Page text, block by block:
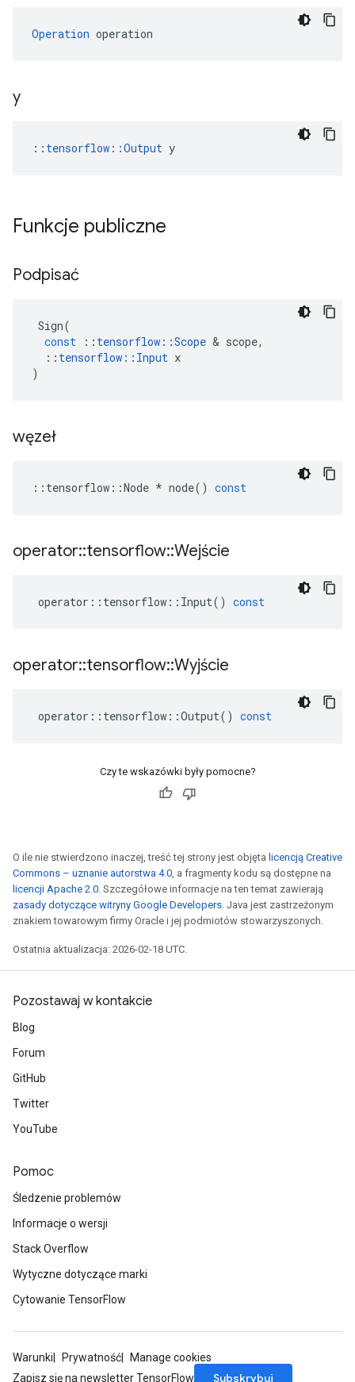
Operation operation
y
:: tensorflow::Output y
Funkcje publiczne
Podpisać
Sign(
const
:: tensorflow ::Scope & scope,
:: tensorflow :: Input x
)
węzeł
:: tensorflow ::Node * node() const
operator::tensorflow::Wejście
operator :: tensorflow :: Input() const
operator::tensorflow::Wyjście
operator :: tensorflow ::Output() const
Czy te wskazówki były pomocne?
O ile nie stwierdzono inaczej, treść tej strony jest objęta licencją Creative
Commons – uznanie autorstwa 4.0, a fragmenty kodu są dostępne na
licencji Apache 2.0. Szczegółowe informacje na ten temat zawierają
zasady dotyczące witryny Google Developers. Java jest zastrzeżonym
znakiem towarowym firmy Oracle i jej podmiotów stowarzyszonych.
Ostatnia aktualizacja: 2026-02-18 UTC.
Pozostawaj w kontakcie
Blog
Forum
GitHub
Twitter
YouTube
Pomoc
Śledzenie problemów
Informacje o wersji
Stack Overflow
Wytyczne dotyczące marki
Cytowanie TensorFlow
Warunki Prywatność
Manage cookies
Zapisz się na newsletter TensorFlow
Subskrybuj